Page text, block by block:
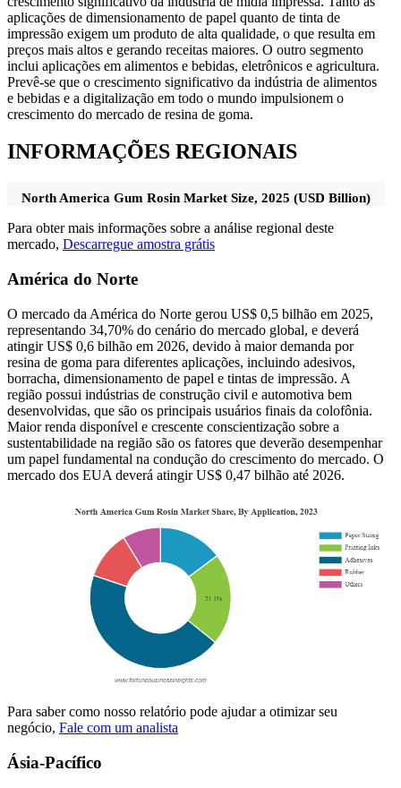
aplicações de dimensionamento de papel quanto de tinta de
impressão exigem um produto de alta qualidade, o que resulta em
preços mais altos e gerando receitas maiores. O outro segmento
inclui aplicações em alimentos e bebidas, eletrônicos e agricultura.
Prevê-se que o crescimento significativo da indústria de alimentos
e bebidas e a digitalização em todo o mundo impulsionem o
crescimento do mercado de resina de goma.
INFORMAÇÕES REGIONAIS
North America Gum Rosin Market Size, 2025 (USD Billion)
Para obter mais informações sobre a análise regional deste
mercado, Descarregue amostra grátis
América do Norte
O mercado da América do Norte gerou US$ 0,5 bilhão em 2025,
representando 34,70% do cenário do mercado global, e deverá
atingir US$ 0,6 bilhão em 2026, devido à maior demanda por
resina de goma para diferentes aplicações, incluindo adesivos,
borracha, dimensionamento de papel e tintas de impressão. A
região possui indústrias de construção civil e automotiva bem
desenvolvidas, que são os principais usuários finais da colofônia.
Maior renda disponível e crescente conscientização sobre a
sustentabilidade na região são os fatores que deverão desempenhar
um papel fundamental na condução do crescimento do mercado. O
mercado dos EUA deverá atingir US$ 0,47 bilhão até 2026.
Para saber como nosso relatório pode ajudar a otimizar seu
negócio, Fale com um analista
Ásia-Pacífico